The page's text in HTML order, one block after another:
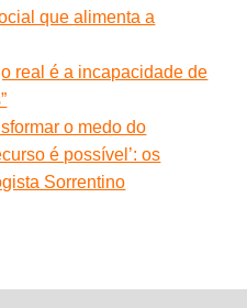
que alimenta a
real é a incapacidade de
o medo do
é possível’: os
Sorrentino